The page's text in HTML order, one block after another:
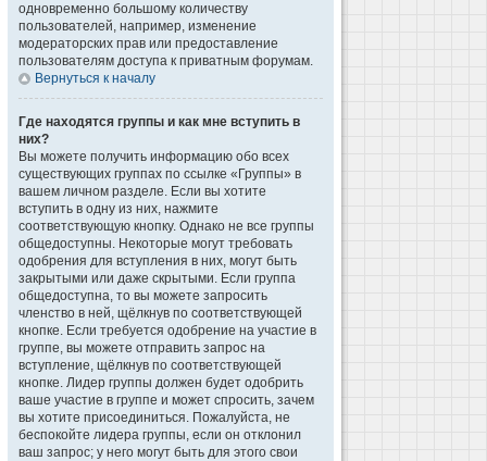
одновременно большому количеству
пользователей, например, изменение
модераторских прав или предоставление
пользователям доступа к приватным форумам.
Вернуться к началу
Где находятся группы и как мне вступить в
них?
Вы можете получить информацию обо всех
существующих группах по ссылке «Группы» в
вашем личном разделе. Если вы хотите
вступить в одну из них, нажмите
соответствующую кнопку. Однако не все группы
общедоступны. Некоторые могут требовать
одобрения для вступления в них, могут быть
закрытыми или даже скрытыми. Если группа
общедоступна, то вы можете запросить
членство в ней, щёлкнув по соответствующей
кнопке. Если требуется одобрение на участие в
группе, вы можете отправить запрос на
вступление, щёлкнув по соответствующей
кнопке. Лидер группы должен будет одобрить
ваше участие в группе и может спросить, зачем
вы хотите присоединиться. Пожалуйста, не
беспокойте лидера группы, если он отклонил
ваш запрос; у него могут быть для этого свои